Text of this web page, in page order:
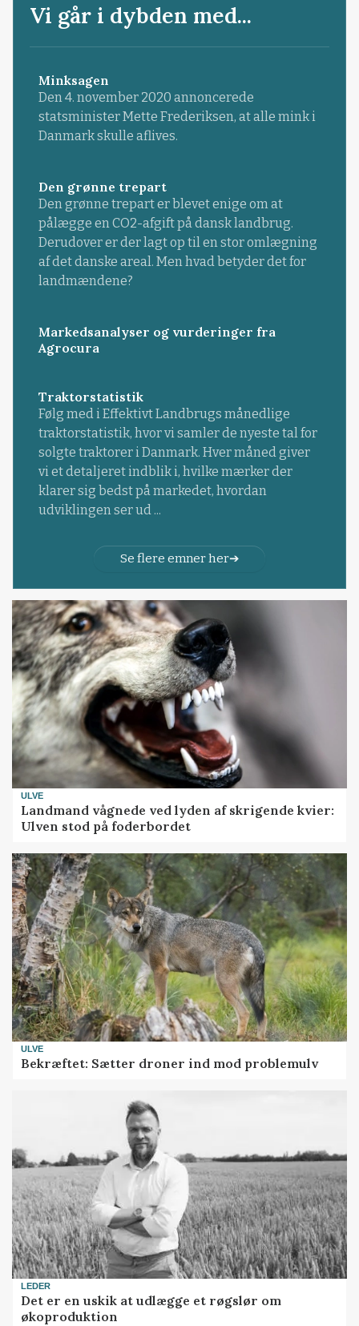
Vi går i dybden med...
Minksagen
Den 4. november 2020 annoncerede
statsminister Mette Frederiksen, at alle mink i
Danmark skulle aflives.
Den grønne trepart
Den grønne trepart er blevet enige om at
pålægge en CO2-afgift på dansk landbrug.
Derudover er der lagt op til en stor omlægning
af det danske areal. Men hvad betyder det for
landmændene?
Markedsanalyser og vurderinger fra
Agrocura
Traktorstatistik
Følg med i Effektivt Landbrugs månedlige
traktorstatistik, hvor vi samler de nyeste tal for
solgte traktorer i Danmark. Hver måned giver
vi et detaljeret indblik i, hvilke mærker der
klarer sig bedst på markedet, hvordan
udviklingen ser ud ...
Se flere emner her
ULVE
Landmand vågnede ved lyden af skrigende kvier:
Ulven stod på foderbordet
ULVE
Bekræftet: Sætter droner ind mod problemulv
LEDER
Det er en uskik at udlægge et røgslør om
økoproduktion